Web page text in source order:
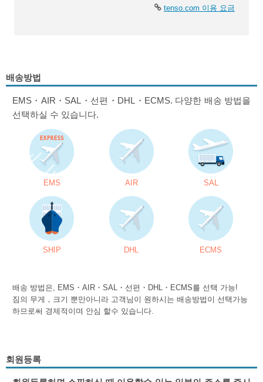
tenso.com 이용 요금
배송방법
EMS・AIR・SAL・선편・DHL・ECMS. 다양한 배송 방법을
선택하실 수 있습니다.
EMS AIR SAL
SHIP DHL ECMS
배송 방법은, EMS・AIR・SAL・선편・DHL・ECMS를 선택 가능!
짐의 무게，크기 뿐만아니라 고객님이 원하시는 배송방법이 선택가능
하므로써 경제적이며 안심 할수 있습니다.
회원등록